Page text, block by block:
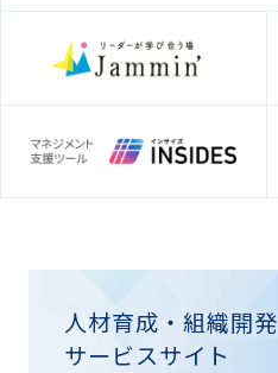
人材育成・組織開発
サービスサイト